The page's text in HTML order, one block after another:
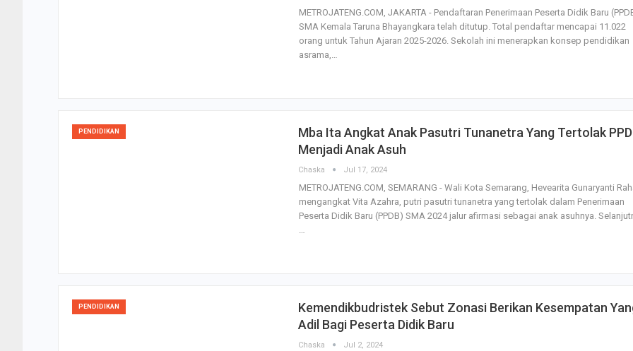
METROJATENG.COM, JAKARTA - Pendaftaran Penerimaan Peserta Didik Baru
SMA Kemala Taruna Bhayangkara telah ditutup. Total pendaftar mencapai 11.022
orang untuk Tahun Ajaran 2025-2026. Sekolah ini menerapkan konsep pendidikan
asrama,…
PENDIDIKAN
Mba Ita Angkat Anak Pasutri Tunanetra Yang Tertolak
Menjadi Anak Asuh
Chaska Jul 17, 2024
METROJATENG.COM, SEMARANG - Wali Kota Semarang, Hevearita Gunaryanti
mengangkat Vita Azahra, putri pasutri tunanetra yang tertolak dalam Penerimaan
Peserta Didik Baru (PPDB) SMA 2024 jalur afirmasi sebagai anak asuhnya.
PENDIDIKAN
Kemendikbudristek Sebut Zonasi Berikan Kesempatan
Adil Bagi Peserta Didik Baru
Chaska Jul 2, 2024
Peringatan UHC
Pemerintah–BPJS
Kesehatan